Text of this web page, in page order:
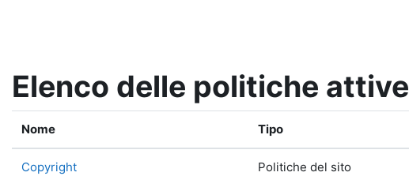
Elenco delle politiche attive
Nome Tipo
Copyright Politiche del sito